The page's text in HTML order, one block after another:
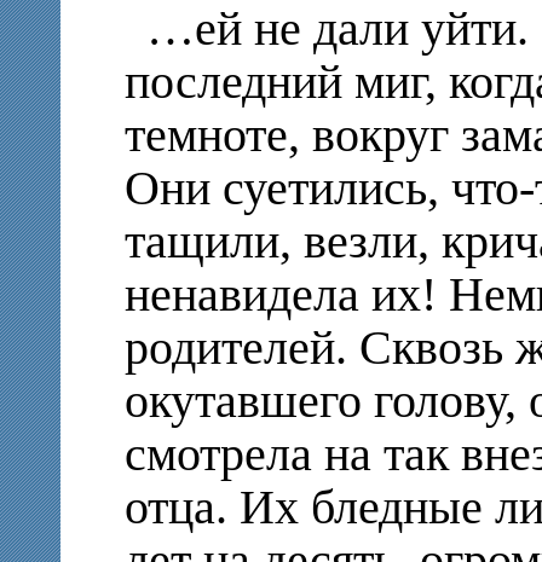
…ей не дали уйти.
последний миг,
темноте, вокруг
Они суетились,
тащили, везли,
ненавидела их!
родителей. Сквозь
окутавшего
смотрела на так
отца. Их бледные